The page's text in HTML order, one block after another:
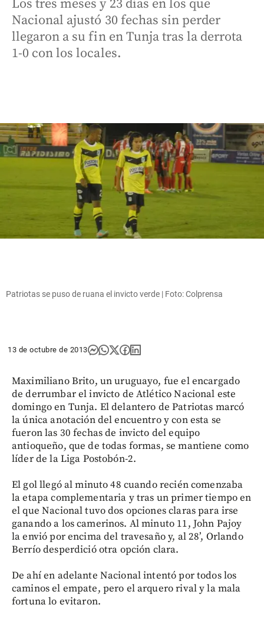
Los tres meses y 23 días en los que
Nacional ajustó 30 fechas sin perder
llegaron a su fin en Tunja tras la derrota
1-0 con los locales.
Patriotas se puso de ruana el invicto verde | Foto: Colprensa
13 de octubre de 2013
Maximiliano Brito, un uruguayo, fue el encargado
de derrumbar el invicto de Atlético Nacional este
domingo en Tunja. El delantero de Patriotas marcó
la única anotación del encuentro y con esta se
fueron las 30 fechas de invicto del equipo
antioqueño, que de todas formas, se mantiene como
líder de la Liga Postobón-2.
El gol llegó al minuto 48 cuando recién comenzaba
la etapa complementaria y tras un primer tiempo en
el que Nacional tuvo dos opciones claras para irse
ganando a los camerinos. Al minuto 11, John Pajoy
la envió por encima del travesaño y, al 28’, Orlando
Berrío desperdició otra opción clara.
De ahí en adelante Nacional intentó por todos los
caminos el empate, pero el arquero rival y la mala
fortuna lo evitaron.